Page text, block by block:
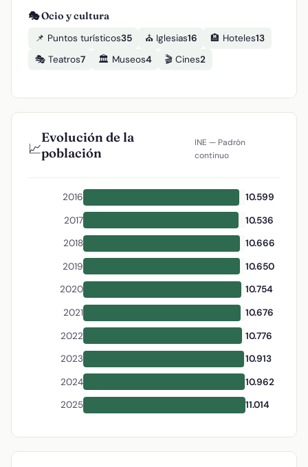
🎭 Ocio y cultura
📌 Puntos turísticos35 ⛪ Iglesias16 🏨 Hoteles13
🎭 Teatros7 🏛️ Museos4 🎬 Cines2
📈
Evolución de la
población
INE — Padrón
continuo
2016
10.599
2017
10.536
2018
10.666
2019
10.650
2020
10.754
2021
10.676
2022
10.776
2023
10.913
2024
10.962
2025
11.014